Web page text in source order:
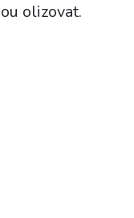
olizovat.